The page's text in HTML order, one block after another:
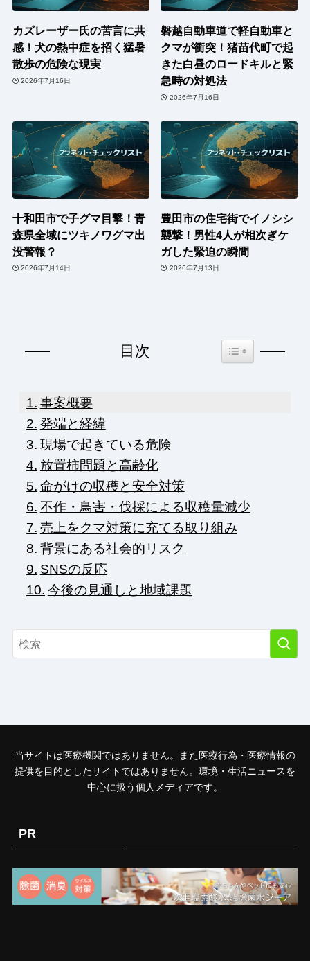
カズレーザー氏の苦言に共
感！犬の熱中症を招く猛暑
散歩の危険な現実
2026年7月16日
磐越自動車道で軽自動車と
クマが衝突！猪苗代町で起
きた白昼のロードキルと緊
急時の対処法
2026年7月16日
十和田市で子グマ目撃！青
森県全域にツキノワグマ出
没警報？
2026年7月14日
豊田市の住宅街でイノシシ
襲撃！男性4人が相次ぎケ
ガした緊迫の瞬間
2026年7月13日
目次 Toggle Table of
事案概要
発端と経緯
現場で起きている危険
放置柿問題と高齢化
命がけの収穫と安全対策
不作・鳥害・伐採による収穫量減少
売上をクマ対策に充てる取り組み
背景にある社会的リスク
SNSの反応
今後の見通しと地域課題
当サイトは医療機関ではありません。また医療行為・医療情報の
提供を目的としたサイトではありません。環境・生活ニュースを
中心に扱う個人メディアです。
PR